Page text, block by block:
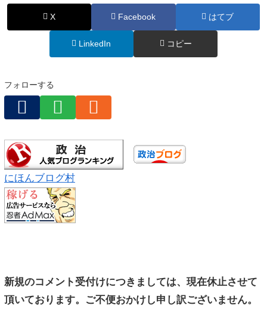
X Facebook はてブ
LinkedIn コピー
フォローする
にほんブログ村
新規のコメント受付けにつきましては、現在休止させて
頂いております。ご不便おかけし申し訳ございません。